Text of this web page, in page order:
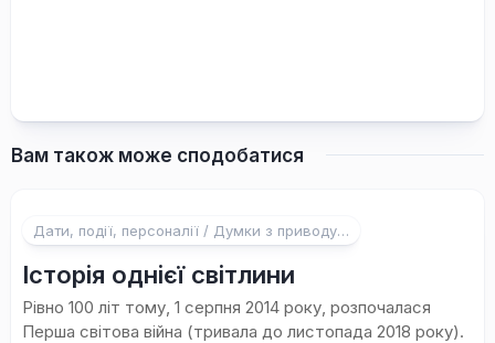
Вам також може сподобатися
Дати, події, персоналії / Думки з приводу…
Історія однієї світлини
Рівно 100 літ тому, 1 серпня 2014 року, розпочалася
Перша світова війна (тривала до листопада 2018 року).